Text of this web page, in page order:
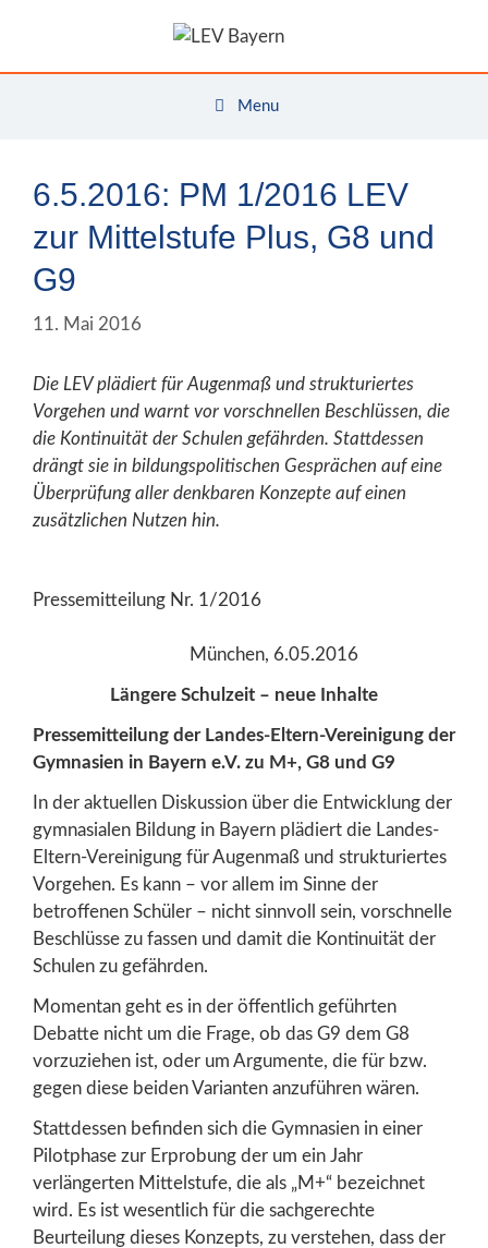
Menu
6.5.2016: PM 1/2016 LEV
zur Mittelstufe Plus, G8 und
G9
11. Mai 2016
Die LEV plädiert für Augenmaß und strukturiertes
Vorgehen und warnt vor vorschnellen Beschlüssen, die
die Kontinuität der Schulen gefährden. Stattdessen
drängt sie in bildungspolitischen Gesprächen auf eine
Überprüfung aller denkbaren Konzepte auf einen
zusätzlichen Nutzen hin.
Pressemitteilung Nr. 1/2016
München, 6.05.2016
Längere Schulzeit – neue Inhalte
Pressemitteilung der Landes-Eltern-Vereinigung der
Gymnasien in Bayern e.V. zu M+, G8 und G9
In der aktuellen Diskussion über die Entwicklung der
gymnasialen Bildung in Bayern plädiert die Landes-
Eltern-Vereinigung für Augenmaß und strukturiertes
Vorgehen. Es kann – vor allem im Sinne der
betroffenen Schüler – nicht sinnvoll sein, vorschnelle
Beschlüsse zu fassen und damit die Kontinuität der
Schulen zu gefährden.
Momentan geht es in der öffentlich geführten
Debatte nicht um die Frage, ob das G9 dem G8
vorzuziehen ist, oder um Argumente, die für bzw.
gegen diese beiden Varianten anzuführen wären.
Stattdessen befinden sich die Gymnasien in einer
Pilotphase zur Erprobung der um ein Jahr
verlängerten Mittelstufe, die als „M+“ bezeichnet
wird. Es ist wesentlich für die sachgerechte
Beurteilung dieses Konzepts, zu verstehen, dass der